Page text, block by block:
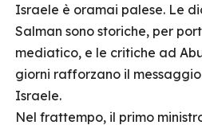
Israele è oramai palese. Le
Salman sono storiche, per
mediatico, e le critiche ad
giorni rafforzano il
Israele.
Nel frattempo, il primo